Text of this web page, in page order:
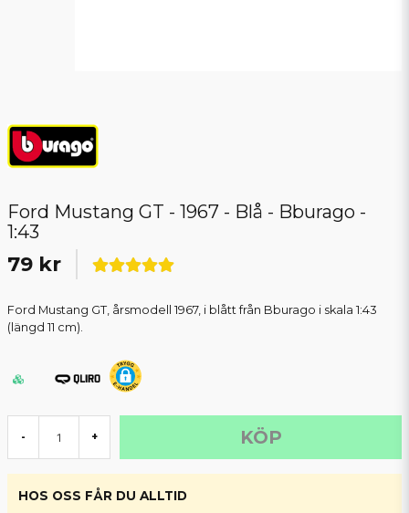
Ford Mustang GT - 1967 - Blå - Bburago -
1:43
79 kr
Ford Mustang GT, årsmodell 1967, i blått från Bburago i skala 1:43
(längd 11 cm).
- + KÖP
HOS OSS FÅR DU ALLTID